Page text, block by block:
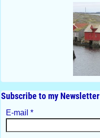
Subscribe to my Newsletter
E-mail *